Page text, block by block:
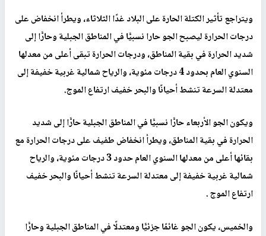
ويتراجع تأثير الكتلة الحارة على البلاد غدًا الثلاثاء، ويطرأ انخفاض على
درجات الحرارة ليصبح الجو حارا نسبيًّا في المناطق الجبليةوحارًّاإلى
شديد الحرارة في بقية المناطق، ودرجات الحرارة تبقى أعلى من معدلها
السنوي العام بحدود 4 درجات مئوية، والرياح شمالية غربية خفيفة إلى
معتدلة السرعة تنشط أحيانًا والبحر خفيف ارتفاع الموج.
ويكون الجو الأربعاء حارًّا نسبيًّا في المناطق الجبلية حارًّا إلى شديد
الحرارة في بقية المناطق، ويطرأ انخفاض طفيف على درجات الحرارة مع
بقائها أعلى من معدلها السنوي العام حدود 3 درجات مئوية، والرياح
شمالية غربية خفيفة إلى معتدلة السرعة تنشط أحيانًا والبحر خفيف
ارتفاع الموج .
والخميس، يكون الجو غائمًا جزئيًّا ومعتدلًا في المناطق الجبلية وحارًّا